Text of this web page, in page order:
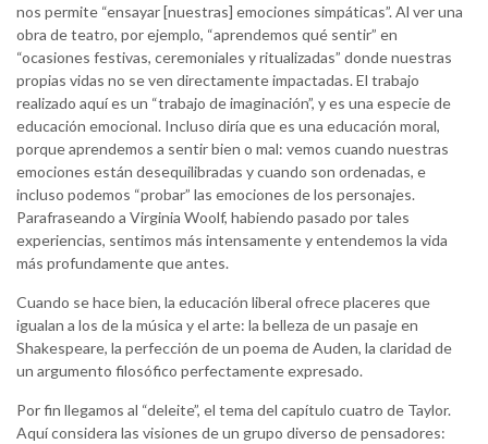
nos permite “ensayar [nuestras] emociones simpáticas”. Al ver una
obra de teatro, por ejemplo, “aprendemos qué sentir” en
“ocasiones festivas, ceremoniales y ritualizadas” donde nuestras
propias vidas no se ven directamente impactadas. El trabajo
realizado aquí es un “trabajo de imaginación”, y es una especie de
educación emocional. Incluso diría que es una educación moral,
porque aprendemos a sentir bien o mal: vemos cuando nuestras
emociones están desequilibradas y cuando son ordenadas, e
incluso podemos “probar” las emociones de los personajes.
Parafraseando a Virginia Woolf, habiendo pasado por tales
experiencias, sentimos más intensamente y entendemos la vida
más profundamente que antes.
Cuando se hace bien, la educación liberal ofrece placeres que
igualan a los de la música y el arte: la belleza de un pasaje en
Shakespeare, la perfección de un poema de Auden, la claridad de
un argumento filosófico perfectamente expresado.
Por fin llegamos al “deleite”, el tema del capítulo cuatro de Taylor.
Aquí considera las visiones de un grupo diverso de pensadores: